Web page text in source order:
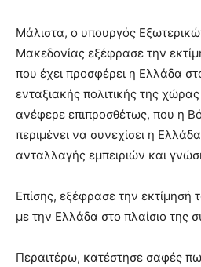
Μάλιστα, ο υπουργός
Μακεδονίας εξέφρασε την
που έχει προσφέρει η Ελλάδα
ενταξιακής πολιτικής της
ανέφερε επιπροσθέτως, που η
περιμένει να συνεχίσει η
ανταλλαγής εμπειριών και
Επίσης, εξέφρασε την εκτίμησή
με την Ελλάδα στο πλαίσιο της
Περαιτέρω, κατέστησε σαφές